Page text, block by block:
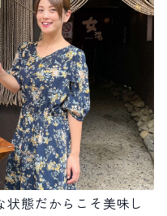
状態だからこそ美味し